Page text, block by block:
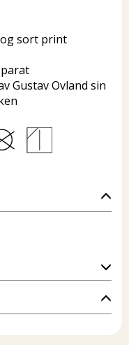
og sort print
Gustav Ovland sin